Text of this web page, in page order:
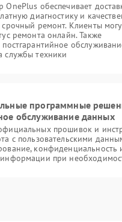
OnePlus обеспечивает
диагностику и
ремонт. Клиенты
ремонта онлайн. Также
постгарантийное
службы техники
программные
обслуживание данных
прошивок и
с пользовательскими
конфиденциальность
информации при